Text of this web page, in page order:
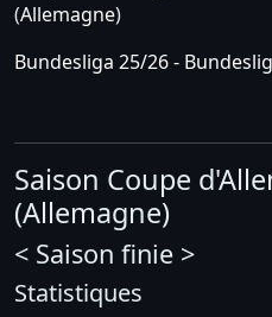
(Allemagne)
Bundesliga 25/26 -
Saison Coupe
(Allemagne)
< Saison finie >
Statistiques